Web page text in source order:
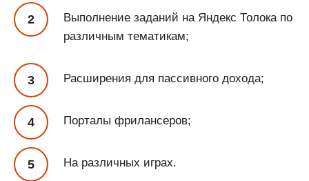
Выполнение заданий на Яндекс Толока по
различным тематикам;
Расширения для пассивного дохода;
Порталы фрилансеров;
На различных играх.